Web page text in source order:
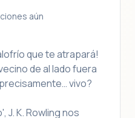
aún
que te atrapará!
de al lado fuera
vivo?
J. K. Rowling nos